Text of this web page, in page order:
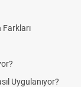
Farkları
Uygulanıyor?